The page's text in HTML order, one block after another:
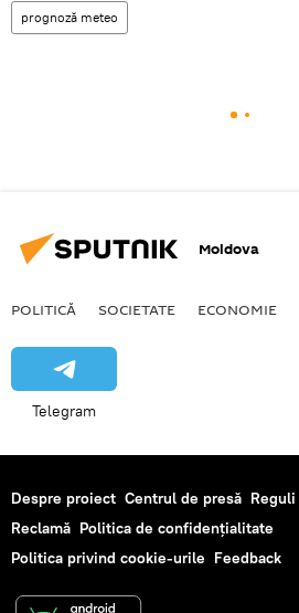
prognoză meteo
Moldova
POLITICĂ SOCIETATE ECONOMIE
Telegram
Despre proiect Centrul de presă Reguli
Reclamă Politica de confidențialitate
Politica privind cookie-urile Feedback